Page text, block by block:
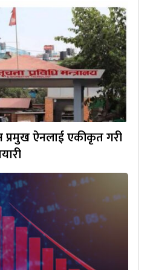
प्रमुख ऐनलाई एकीकृत गरी